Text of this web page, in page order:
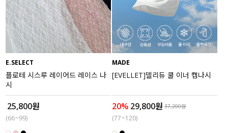
니트
액티브
아우터
스커트
언더웨어/파자마
코디템
E.SELECT
플로테 시스루 레이어드 레이스 나
시
25,800원
(66~99)
MADE
[EVELLET]델리듀 쿨 이너 캡나시
20% 29,800원 37,200원
(77~120)